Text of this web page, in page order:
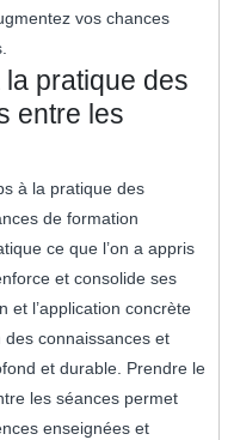
vos chances
pratique des
entre les
à la pratique des
de formation
ce que l’on a appris
et consolide ses
et l’application concrète
connaissances et
et durable. Prendre le
les séances permet
enseignées et